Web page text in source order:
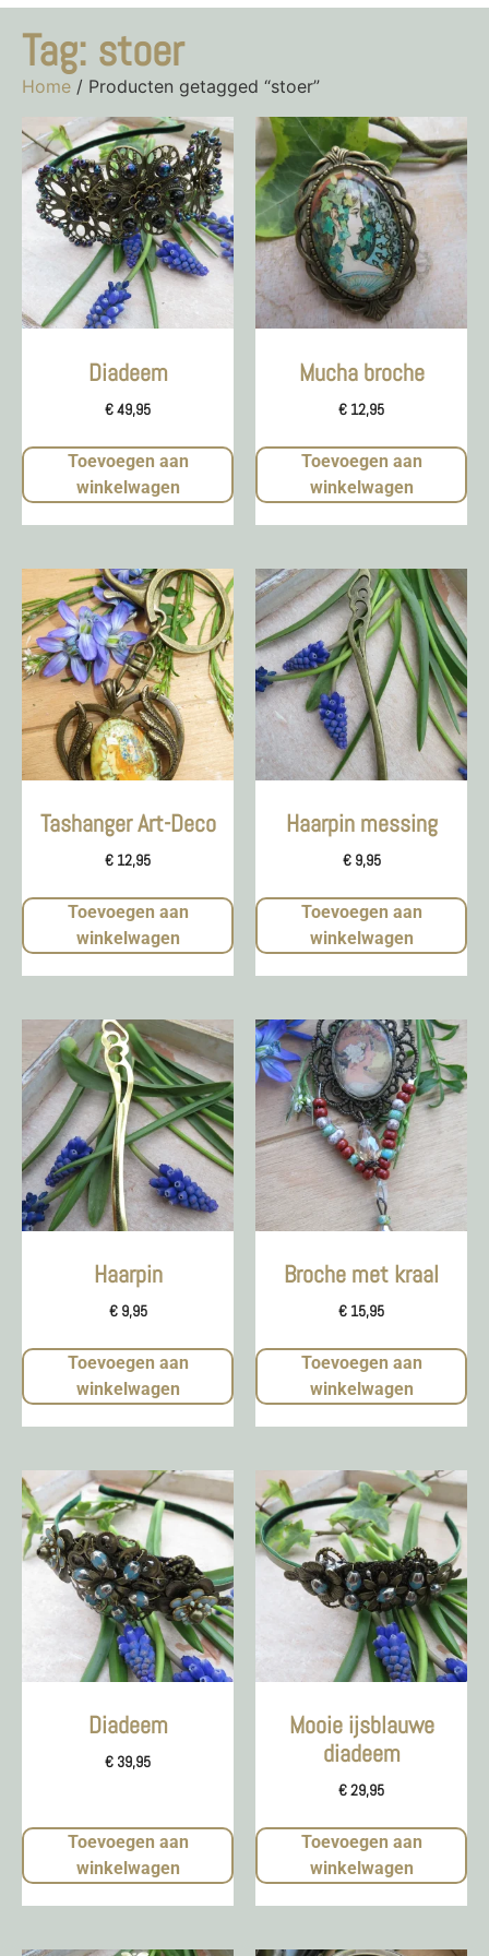
Tag: stoer
Home / Producten getagged “stoer”
Diadeem
€49,95
Toevoegen aan
winkelwagen
Mucha broche
€ 12,95
Toevoegen aan
winkelwagen
Tashanger Art-Deco
€ 12,95
Toevoegen aan
winkelwagen
Haarpin messing
€9,95
Toevoegen aan
winkelwagen
Haarpin
€9,95
Toevoegen aan
winkelwagen
Broche met kraal
€ 15,95
Toevoegen aan
winkelwagen
Diadeem
€ 39,95
Toevoegen aan
winkelwagen
Mooie ijsblauwe
diadeem
€29,95
Toevoegen aan
winkelwagen